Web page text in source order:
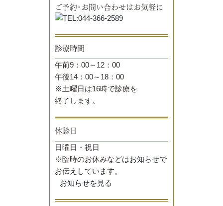
ご予約･お問い合わせはお気軽に
診療時間
午前9：00～12：00
午後14：00～18：00
※土曜日は16時で診療を
終了します。
休診日
日曜日・祝日
※臨時のお休みなどはお知らせで
お伝えしています。
お知らせを見る